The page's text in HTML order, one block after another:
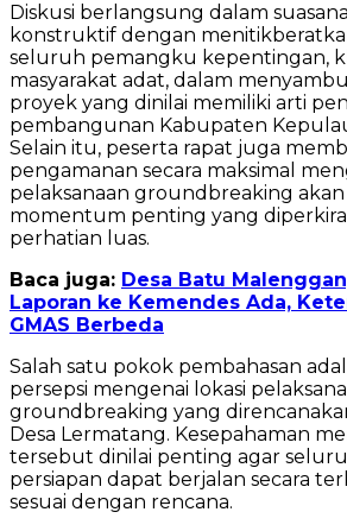
Diskusi berlangsung dalam
konstruktif dengan
seluruh pemangku kepentingan,
masyarakat adat, dalam
proyek yang dinilai memiliki arti
pembangunan Kabupaten
Selain itu, peserta rapat juga
pengamanan secara maksimal
pelaksanaan groundbreaking
momentum penting yang
perhatian luas.
Baca juga: Desa Batu
Laporan ke Kemendes Ada,
GMAS Berbeda
Salah satu pokok pembahasan
persepsi mengenai lokasi
groundbreaking yang
Desa Lermatang. Kesepahaman
tersebut dinilai penting agar
persiapan dapat berjalan secara
sesuai dengan rencana.